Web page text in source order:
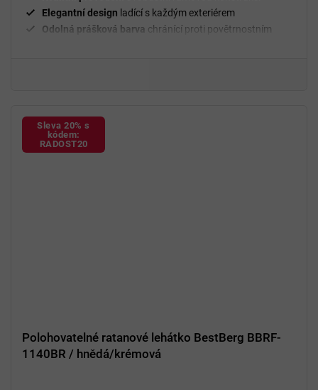
Elegantní design ladící s každým exteriérem
Odolná prášková barva chránící proti povětrnostním
Sleva 20% s
kódem:
RADOST20
Polohovatelné ratanové lehátko BestBerg BBRF-
1140BR / hnědá/krémová